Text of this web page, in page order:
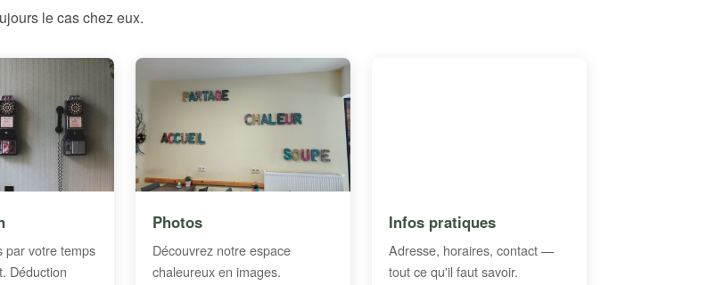
le cas chez eux.
par votre temps
Déduction
Photos
Découvrez notre espace
chaleureux en images.
Infos pratiques
Adresse, horaires, contact —
tout ce qu'il faut savoir.